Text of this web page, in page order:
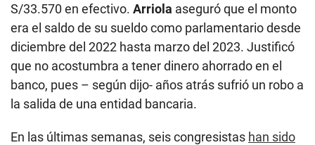
S/33.570 en efectivo. Arriola aseguró que el monto
era el saldo de su sueldo como parlamentario desde
diciembre del 2022 hasta marzo del 2023. Justificó
que no acostumbra a tener dinero ahorrado en el
banco, pues – según dijo- años atrás sufrió un robo a
la salida de una entidad bancaria.
En las últimas semanas, seis congresistas han sido